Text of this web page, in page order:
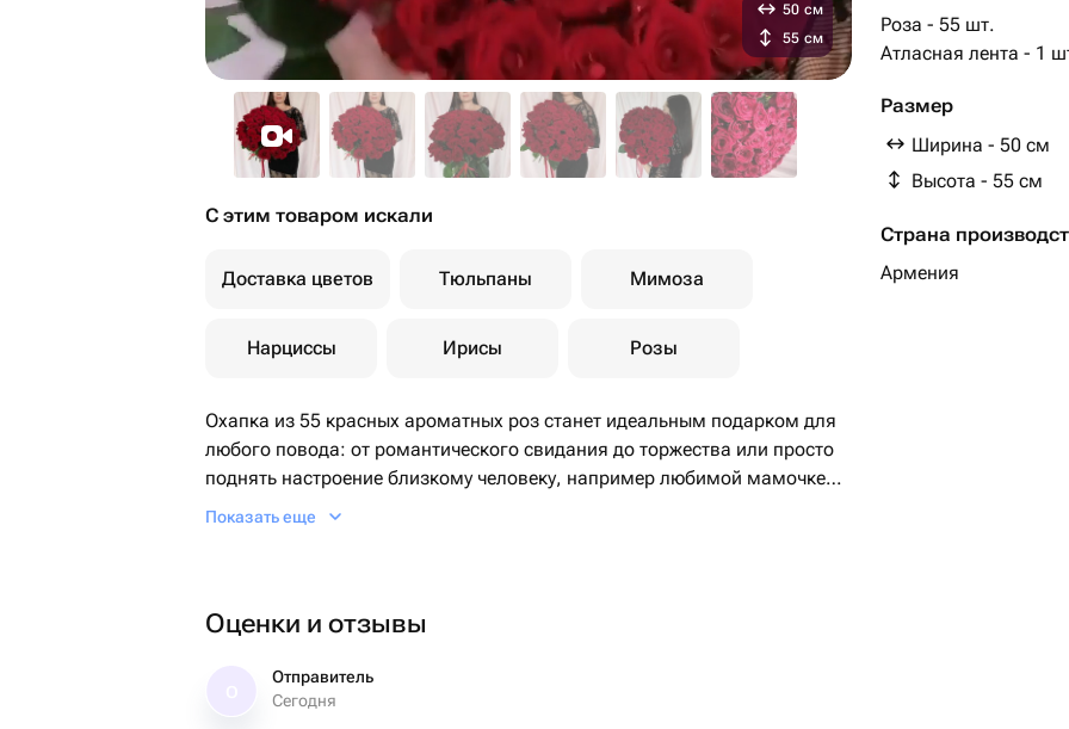
Роза - 55 шт.
Атласная лента - 1
Размер
Ширина - 50 см
Высота - 55 см
Страна
Армения
50 см
55 см
С этим товаром искали
Доставка цветов Тюльпаны Мимоза
Нарциссы Ирисы Розы
Охапка из 55 красных ароматных роз станет идеальным подарком для
любого повода: от романтического свидания до торжества или просто
поднять настроение близкому человеку, например любимой мамочке
👩‍❤️‍💋‍👨 Этот стильный букет из 55 роз способен подарить радость и
Показать еще
Оценки и отзывы
Отправитель
Сегодня